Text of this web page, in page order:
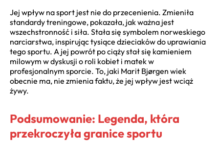
Jej wpływ na sport jest nie do przecenienia. Zmieniła
standardy treningowe, pokazała, jak ważna jest
wszechstronność i siła. Stała się symbolem norweskiego
narciarstwa, inspirując tysiące dzieciaków do uprawiania
tego sportu. A jej powrót po ciąży stał się kamieniem
milowym w dyskusji o roli kobiet i matek w
profesjonalnym sporcie. To, jaki Marit Bjørgen wiek
obecnie ma, nie zmienia faktu, że jej wpływ jest wciąż
żywy.
Podsumowanie: Legenda, która
przekroczyła granice sportu